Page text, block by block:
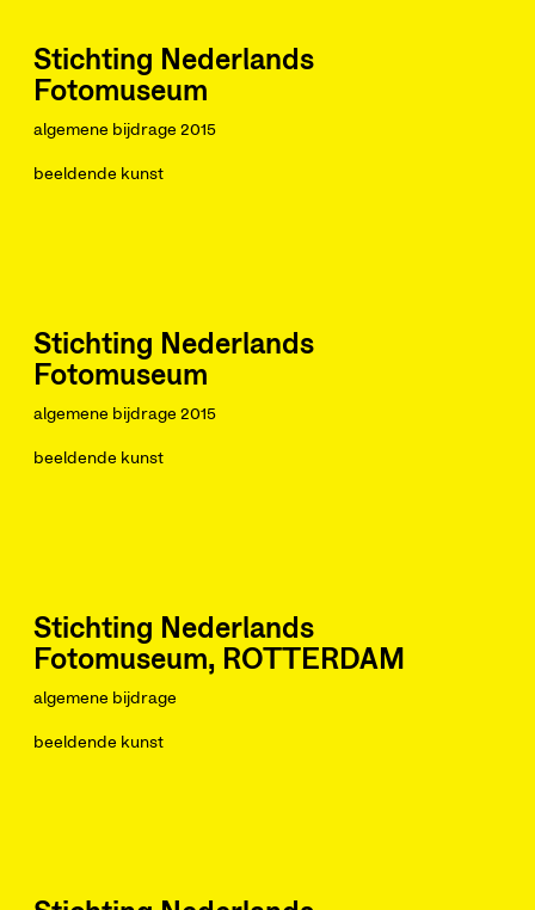
Stichting Nederlands
Fotomuseum
algemene bijdrage 2015
beeldende kunst
Stichting Nederlands
Fotomuseum
algemene bijdrage 2015
beeldende kunst
Stichting Nederlands
Fotomuseum, ROTTERDAM
algemene bijdrage
beeldende kunst